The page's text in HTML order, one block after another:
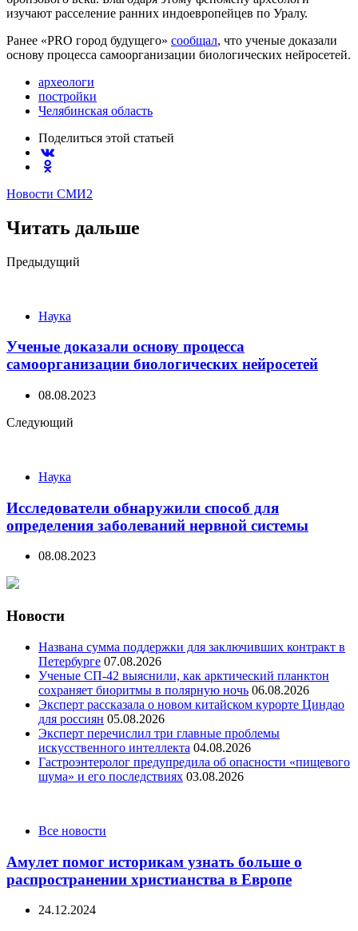
изучают расселение ранних индоевропейцев по Уралу.
Ранее «PRO город будущего» сообщал, что ученые доказали
основу процесса самоорганизации биологических нейросетей.
археологи
постройки
Челябинская область
Поделиться этой статьей
Новости СМИ2
Читать дальше
Post
Предыдущий
Наука
Ученые доказали основу процесса
самоорганизации биологических нейросетей
08.08.2023
Следующий
Наука
Исследователи обнаружили способ для
определения заболеваний нервной системы
08.08.2023
Новости
Названа сумма поддержки для заключивших контракт в
Петербурге 07.08.2026
Ученые СП-42 выяснили, как арктический планктон
сохраняет биоритмы в полярную ночь 06.08.2026
Эксперт рассказала о новом китайском курорте Циндао
для россиян 05.08.2026
Эксперт перечислил три главные проблемы
искусственного интеллекта 04.08.2026
Гастроэнтеролог предупредила об опасности «пищевого
шума» и его последствиях 03.08.2026
CategoriesВсе новости
Амулет помог историкам узнать больше о
распространении христианства в Европе
24.12.2024